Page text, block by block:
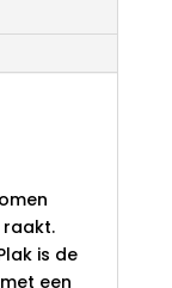
raakt.
is de
een